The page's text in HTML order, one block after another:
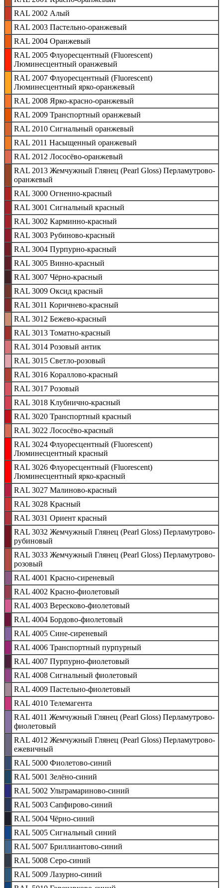
RAL 2002 Алый
RAL 2003 Пастельно-оранжевый
RAL 2004 Оранжевый
RAL 2005 Флуоресцентный (Fluorescent)
Люминесцентный оранжевый
RAL 2007 Флуоресцентный (Fluorescent)
Люминесцентный ярко-оранжевый
RAL 2008 Ярко-красно-оранжевый
RAL 2009 Транспортный оранжевый
RAL 2010 Сигнальный оранжевый
RAL 2011 Насыщенный оранжевый
RAL 2012 Лососёво-оранжевый
RAL 2013 Жемчужный Глянец (Pearl Gloss) Перламутрово-
оранжевый
RAL 3000 Огненно-красный
RAL 3001 Сигнальный красный
RAL 3002 Карминно-красный
RAL 3003 Рубиново-красный
RAL 3004 Пурпурно-красный
RAL 3005 Винно-красный
RAL 3007 Чёрно-красный
RAL 3009 Оксид красный
RAL 3011 Коричнево-красный
RAL 3012 Бежево-красный
RAL 3013 Томатно-красный
RAL 3014 Розовый антик
RAL 3015 Светло-розовый
RAL 3016 Кораллово-красный
RAL 3017 Розовый
RAL 3018 Клубнично-красный
RAL 3020 Транспортный красный
RAL 3022 Лососёво-красный
RAL 3024 Флуоресцентный (Fluorescent)
Люминесцентный красный
RAL 3026 Флуоресцентный (Fluorescent)
Люминесцентный ярко-красный
RAL 3027 Малиново-красный
RAL 3028 Красный
RAL 3031 Ориент красный
RAL 3032 Жемчужный Глянец (Pearl Gloss) Перламутрово-
рубиновый
RAL 3033 Жемчужный Глянец (Pearl Gloss) Перламутрово-
розовый
RAL 4001 Красно-сиреневый
RAL 4002 Красно-фиолетовый
RAL 4003 Вересково-фиолетовый
RAL 4004 Бордово-фиолетовый
RAL 4005 Сине-сиреневый
RAL 4006 Транспортный пурпурный
RAL 4007 Пурпурно-фиолетовый
RAL 4008 Сигнальный фиолетовый
RAL 4009 Пастельно-фиолетовый
RAL 4010 Телемагента
RAL 4011 Жемчужный Глянец (Pearl Gloss) Перламутрово-
фиолетовый
RAL 4012 Жемчужный Глянец (Pearl Gloss) Перламутрово-
ежевичный
RAL 5000 Фиолетово-синий
RAL 5001 Зелёно-синий
RAL 5002 Ультрамариново-синий
RAL 5003 Сапфирово-синий
RAL 5004 Чёрно-синий
RAL 5005 Сигнальный синий
RAL 5007 Бриллиантово-синий
RAL 5008 Серо-синий
RAL 5009 Лазурно-синий